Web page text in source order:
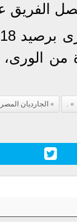
الفريق
. الجارديان